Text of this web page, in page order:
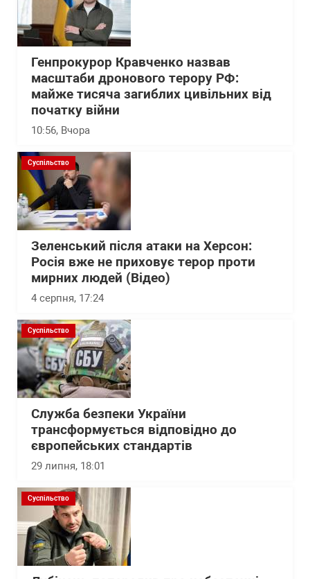
Генпрокурор Кравченко назвав
масштаби дронового терору РФ:
майже тисяча загиблих цивільних від
початку війни
10:56, Вчора
Суспільство
Зеленський після атаки на Херсон:
Росія вже не приховує терор проти
мирних людей (Відео)
4 серпня, 17:24
Суспільство
Служба безпеки України
трансформується відповідно до
європейських стандартів
29 липня, 18:01
Суспільство